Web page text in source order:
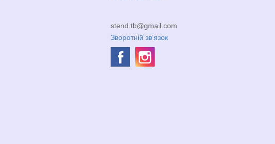
stend.tb@gmail.com
Зворотній зв'язок